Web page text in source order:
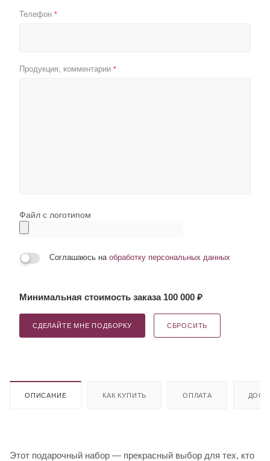
Телефон *
Продукция, комментарии *
Файл с логотипом
Соглашаюсь на обработку персональных данных
Минимальная стоимость заказа 100 000 ₽
СДЕЛАЙТЕ МНЕ ПОДБОРКУ СБРОСИТЬ
ОПИСАНИЕ КАК КУПИТЬ ОПЛАТА
Этот подарочный набор — прекрасный выбор для тех, кто